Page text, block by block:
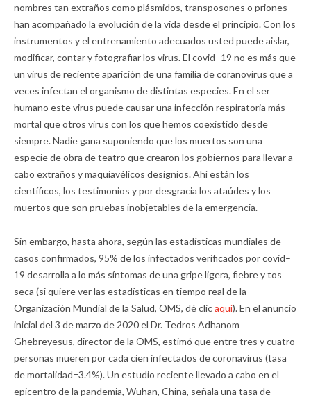
nombres tan extraños como plásmidos, transposones o priones
han acompañado la evolución de la vida desde el principio. Con los
instrumentos y el entrenamiento adecuados usted puede aislar,
modificar, contar y fotografiar los virus. El covid–19 no es más que
un virus de reciente aparición de una familia de coranovirus que a
veces infectan el organismo de distintas especies. En el ser
humano este virus puede causar una infección respiratoria más
mortal que otros virus con los que hemos coexistido desde
siempre. Nadie gana suponiendo que los muertos son una
especie de obra de teatro que crearon los gobiernos para llevar a
cabo extraños y maquiavélicos designios. Ahí están los
científicos, los testimonios y por desgracia los ataúdes y los
muertos que son pruebas inobjetables de la emergencia.
Sin embargo, hasta ahora, según las estadísticas mundiales de
casos confirmados, 95% de los infectados verificados por covid–
19 desarrolla a lo más síntomas de una gripe ligera, fiebre y tos
seca (si quiere ver las estadísticas en tiempo real de la
Organización Mundial de la Salud, OMS, dé clicaquí). En el anuncio
inicial del 3 de marzo de 2020 el Dr. Tedros Adhanom
Ghebreyesus, director de la OMS, estimó que entre tres y cuatro
personas mueren por cada cien infectados de coronavirus (tasa
de mortalidad=3.4%). Un estudio reciente llevado a cabo en el
epicentro de la pandemia, Wuhan, China, señala una tasa de